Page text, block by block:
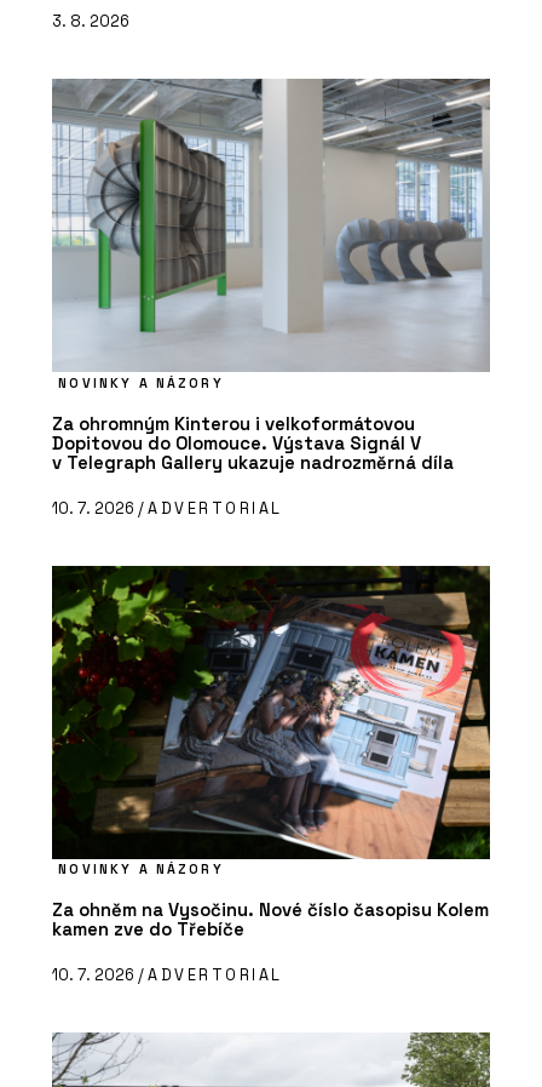
3. 8. 2026
NOVINKY A NÁZORY
Za ohromným Kinterou i velkoformátovou
Dopitovou do Olomouce. Výstava Signál V
v Telegraph Gallery ukazuje nadrozměrná díla
10. 7. 2026 /ADVERTORIAL
NOVINKY A NÁZORY
Za ohněm na Vysočinu. Nové číslo časopisu Kolem
kamen zve do Třebíče
10. 7. 2026 /ADVERTORIAL